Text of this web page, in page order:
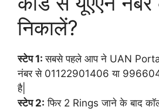
निकालें?
स्टेप 1:सबसे पहले आप ने UAN Portal
नंबर से 01122901406 या
है|
स्टेप 2: फिर 2 Rings जाने के बाद